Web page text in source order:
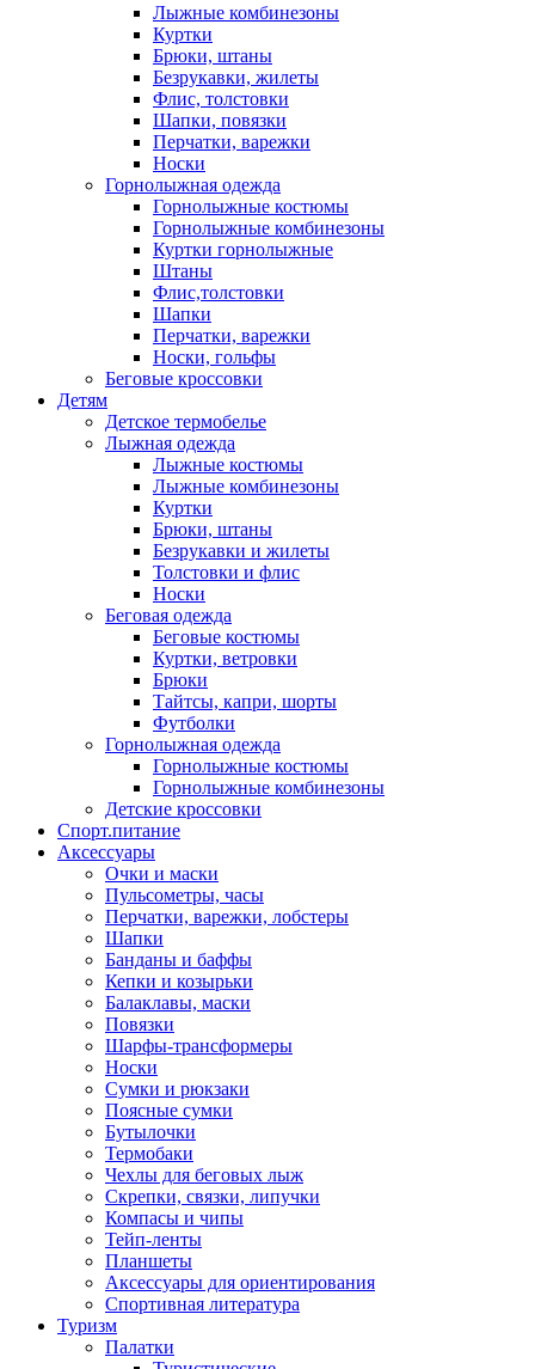
Лыжные комбинезоны
Куртки
Брюки, штаны
Безрукавки, жилеты
Флис, толстовки
Шапки, повязки
Перчатки, варежки
Носки
Горнолыжная одежда
Горнолыжные костюмы
Горнолыжные комбинезоны
Куртки горнолыжные
Штаны
Флис,толстовки
Шапки
Перчатки, варежки
Носки, гольфы
Беговые кроссовки
Детям
Детское термобелье
Лыжная одежда
Лыжные костюмы
Лыжные комбинезоны
Куртки
Брюки, штаны
Безрукавки и жилеты
Толстовки и флис
Носки
Беговая одежда
Беговые костюмы
Куртки, ветровки
Брюки
Тайтсы, капри, шорты
Футболки
Горнолыжная одежда
Горнолыжные костюмы
Горнолыжные комбинезоны
Детские кроссовки
Спорт.питание
Аксессуары
Очки и маски
Пульсометры, часы
Перчатки, варежки, лобстеры
Шапки
Банданы и баффы
Кепки и козырьки
Балаклавы, маски
Повязки
Шарфы-трансформеры
Носки
Сумки и рюкзаки
Поясные сумки
Бутылочки
Термобаки
Чехлы для беговых лыж
Скрепки, связки, липучки
Компасы и чипы
Тейп-ленты
Планшеты
Аксессуары для ориентирования
Спортивная литература
Туризм
Палатки